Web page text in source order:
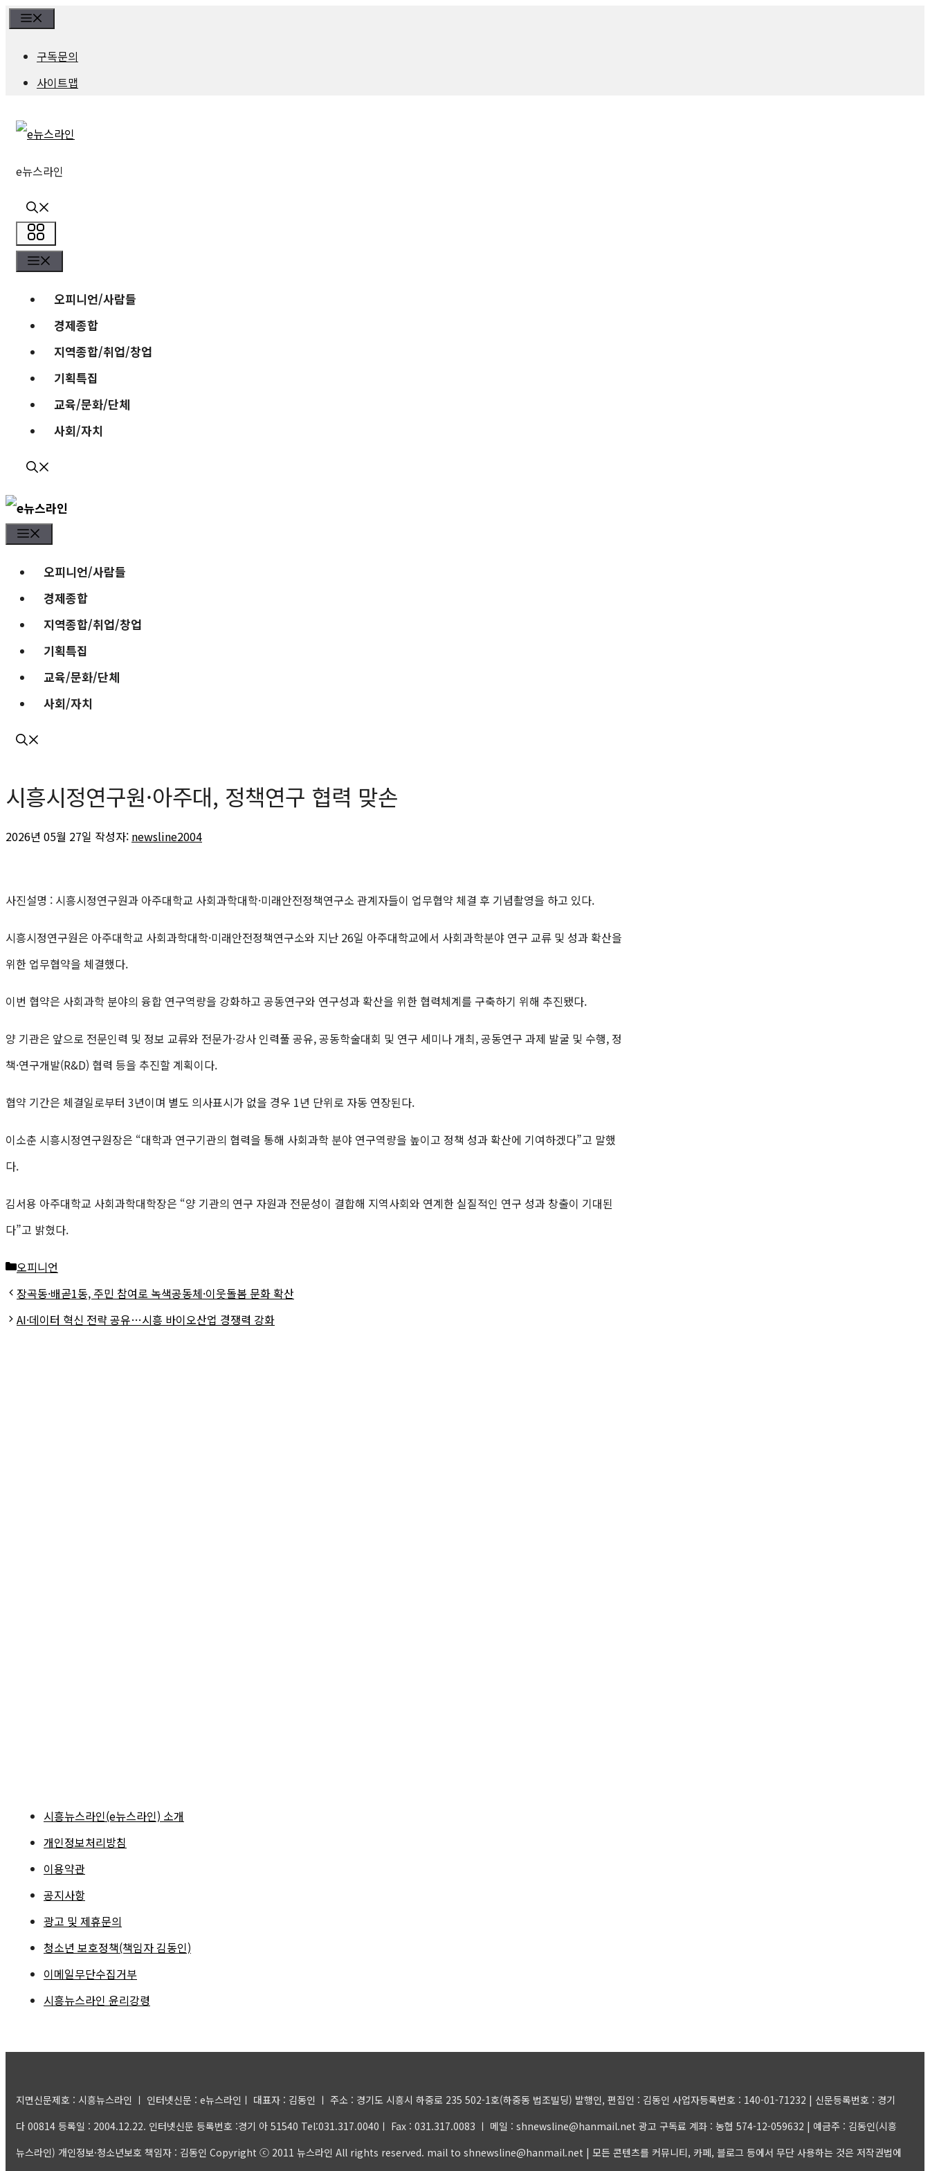
구독문의
사이트맵
e뉴스라인
메
뉴
뉴
오피니언/사람들
경제종합
지역종합/취업/창업
기획특집
교육/문화/단체
사회/자치
오피니언/사람들
경제종합
지역종합/취업/창업
기획특집
교육/문화/단체
사회/자치
시흥시정연구원·아주대, 정책연구 협력 맞손
2026년 05월 27일 작성자: newsline2004
사진설명 : 시흥시정연구원과 아주대학교 사회과학대학·미래안전정책연구소 관계자들이 업무협약 체결 후 기념촬영을 하고 있다.
시흥시정연구원은 아주대학교 사회과학대학·미래안전정책연구소와 지난 26일 아주대학교에서 사회과학분야 연구 교류 및 성과 확산을
위한 업무협약을 체결했다.
이번 협약은 사회과학 분야의 융합 연구역량을 강화하고 공동연구와 연구성과 확산을 위한 협력체계를 구축하기 위해 추진됐다.
양 기관은 앞으로 전문인력 및 정보 교류와 전문가·강사 인력풀 공유, 공동학술대회 및 연구 세미나 개최, 공동연구 과제 발굴 및 수행, 정
책·연구개발(R&D) 협력 등을 추진할 계획이다.
협약 기간은 체결일로부터 3년이며 별도 의사표시가 없을 경우 1년 단위로 자동 연장된다.
이소춘 시흥시정연구원장은 “대학과 연구기관의 협력을 통해 사회과학 분야 연구역량을 높이고 정책 성과 확산에 기여하겠다”고 말했
다.
김서용 아주대학교 사회과학대학장은 “양 기관의 연구 자원과 전문성이 결합해 지역사회와 연계한 실질적인 연구 성과 창출이 기대된
다”고 밝혔다.
카
테
고
오피니언
장곡동·배곧1동, 주민 참여로 녹색공동체·이웃돌봄 문화 확산
AI·데이터 혁신 전략 공유…시흥 바이오산업 경쟁력 강화
시흥뉴스라인(e뉴스라인) 소개
개인정보처리방침
이용약관
공지사항
광고 및 제휴문의
청소년 보호정책(책임자 김동인)
이메일무단수집거부
시흥뉴스라인 윤리강령
지면신문제호 : 시흥뉴스라인 ㅣ 인터넷신문 : e뉴스라인ㅣ 대표자 : 김동인 ㅣ 주소 : 경기도 시흥시 하중로 235 502-1호(하중동 법조빌딩) 발행인, 편집인 : 김동인 사업자등록번호 : 140-01-71232 | 신문등록번호 : 경기
다 00814 등록일 : 2004.12.22. 인터넷신문 등록번호 :경기 아 51540 Tel:031.317.0040ㅣ Fax : 031.317.0083 ㅣ 메일 : shnewsline@hanmail.net 광고 구독료 계좌 : 농협 574-12-059632 | 예금주 : 김동인(시흥
뉴스라인) 개인정보·청소년보호 책임자 : 김동인 Copyright ⓒ 2011 뉴스라인 All rights reserved. mail to shnewsline@hanmail.net | 모든 콘텐츠를 커뮤니티, 카페, 블로그 등에서 무단 사용하는 것은 저작권법에